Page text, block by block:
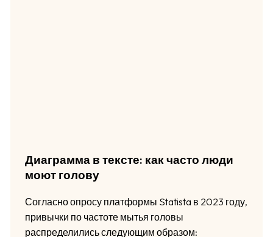
Диаграмма в тексте: как часто люди
моют голову
Согласно опросу платформы Statista в 2023 году,
привычки по частоте мытья головы
распределились следующим образом: